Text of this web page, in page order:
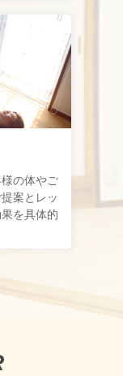
の体やご
案とレッ
を具体的